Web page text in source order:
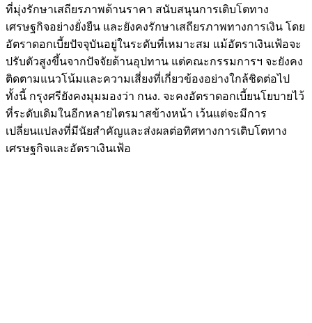
ที่มุ่งรักษาเสถียรภาพด้านราคา สนับสนุนการเติบโตทาง
เศรษฐกิจอย่างยั่งยืน และยังคงรักษาเสถียรภาพทางการเงิน โดย
อัตราดอกเบี้ยปัจจุบันอยู่ในระดับที่เหมาะสม แม้อัตราเงินเฟ้อจะ
ปรับตัวสูงขึ้นจากปัจจัยด้านอุปทาน แต่คณะกรรมการฯ จะยังคง
ติดตามแนวโน้มและความเสี่ยงที่เกี่ยวข้องอย่างใกล้ชิดต่อไป
ทั้งนี้ กรุงศรียังคงมุมมองว่า กนง. จะคงอัตราดอกเบี้ยนโยบายไว้
ที่ระดับเดิมในอีกหลายไตรมาสข้างหน้า เว้นแต่จะมีการ
เปลี่ยนแปลงที่มีนัยสำคัญและส่งผลต่อทิศทางการเติบโตทาง
เศรษฐกิจและอัตราเงินเฟ้อ